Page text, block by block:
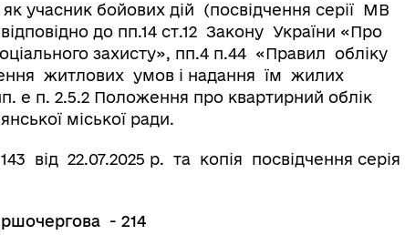
учасник бойових дій (посвідчення серії МВ
до пп.14 ст.12 Закону України «Про
захисту», пп.4 п.44 «Правил обліку
житлових умов і надання їм жилих
е п. 2.5.2 Положення про квартирний облік
міської ради.
від 22.07.2025 р. та копія посвідчення серія
- 214